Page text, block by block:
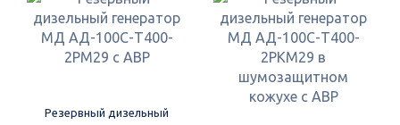
Резервный дизельный